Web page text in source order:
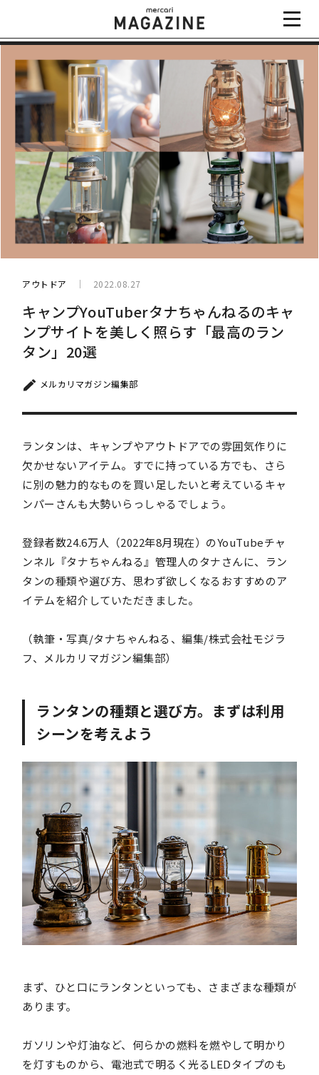
アウトドア 2022.08.27
キャンプYouTuberタナちゃんねるのキャ
ンプサイトを美しく照らす「最高のラン
タン」20選
メルカリマガジン編集部
ランタンは、キャンプやアウトドアでの雰囲気作りに
欠かせないアイテム。すでに持っている方でも、さら
に別の魅力的なものを買い足したいと考えているキャ
ンパーさんも大勢いらっしゃるでしょう。
登録者数24.6万人（2022年8月現在）のYouTubeチャ
ンネル『タナちゃんねる』管理人のタナさんに、ラン
タンの種類や選び方、思わず欲しくなるおすすめのア
イテムを紹介していただきました。
（執筆・写真/タナちゃんねる、編集/株式会社モジラ
フ、メルカリマガジン編集部）
ランタンの種類と選び方。まずは利用
シーンを考えよう
まず、ひと口にランタンといっても、さまざまな種類が
あります。
ガソリンや灯油など、何らかの燃料を燃やして明かり
を灯すものから、電池式で明るく光るLEDタイプのも